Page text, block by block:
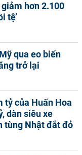
hơn 2.100
tệ’
qua eo biển
trở lại
tỷ của Huấn Hoa
dàn siêu xe
tùng Nhật đắt đỏ